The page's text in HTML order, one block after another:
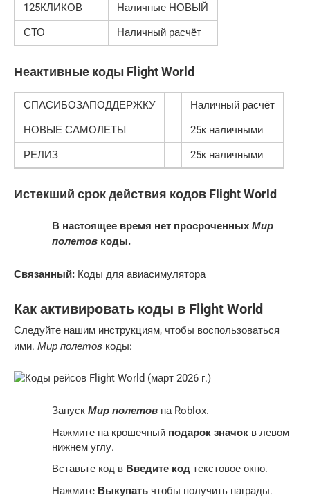
125КЛИКОВ
Наличные НОВЫЙ
СТО
Наличный расчёт
Неактивные коды Flight World
СПАСИБОЗАПОДДЕРЖКУ
Наличный расчёт
НОВЫЕ САМОЛЕТЫ
25к наличными
РЕЛИЗ
25к наличными
Истекший срок действия кодов Flight World
В настоящее время нет просроченных Мир
полетов коды.
Связанный: Коды для авиасимулятора
Как активировать коды в Flight World
Следуйте нашим инструкциям, чтобы воспользоваться
ими. Мир полетов коды:
Запуск Мир полетов на Roblox.
Нажмите на крошечный подарок значок в левом
нижнем углу.
Вставьте код в Введите код текстовое окно.
Нажмите Выкупать чтобы получить награды.